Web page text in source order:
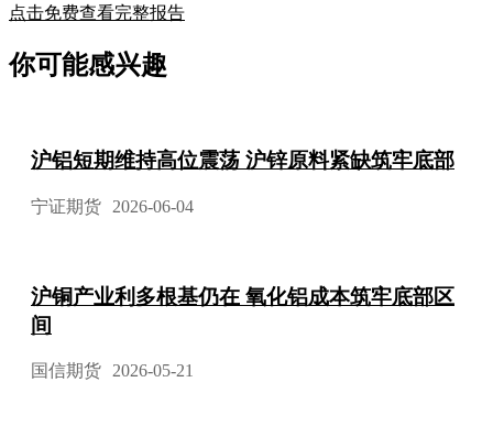
点击免费查看完整报告
你可能感兴趣
沪铝短期维持高位震荡 沪锌原料紧缺筑牢底部
宁证期货 2026-06-04
沪铜产业利多根基仍在 氧化铝成本筑牢底部区
间
国信期货 2026-05-21